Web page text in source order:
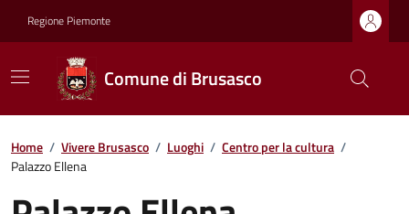
Regione Piemonte
Comune di Brusasco
Home / Vivere Brusasco / Luoghi / Centro per la cultura /
Palazzo Ellena